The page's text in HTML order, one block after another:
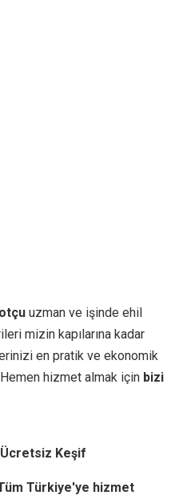
uzman ve işinde ehil
mizin kapılarına kadar
en pratik ve ekonomik
hizmet almak için bizi
Ücretsiz Keşif
Türkiye'ye hizmet